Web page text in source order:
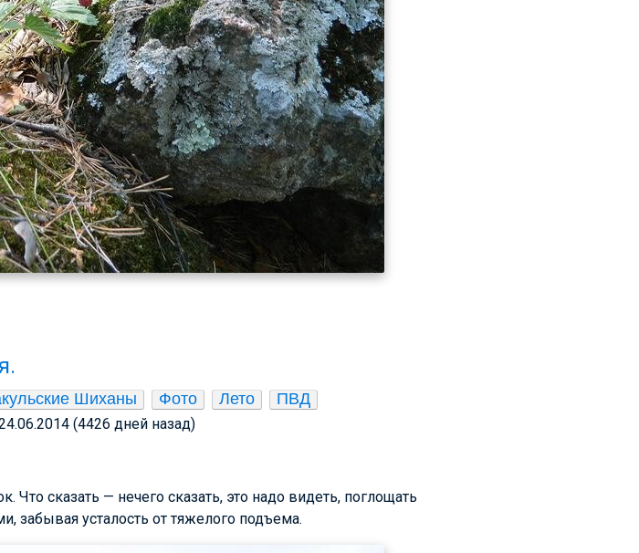
Шиханы Фото Лето ПВД
(4426 дней назад)
Что сказать — нечего сказать, это надо видеть, поглощать
усталость от тяжелого подъема.